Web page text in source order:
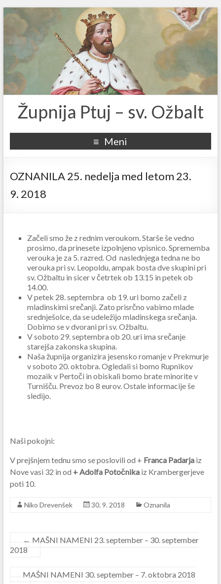
Župnija Ptuj – sv. Ožbalt
Meni
OZNANILA 25. nedelja med letom 23.
9. 2018
Začeli smo že z rednim veroukom. Starše še vedno
prosimo, da prinesete izpolnjeno vpisnico. Sprememba
verouka je za 5. razred. Od naslednjega tedna ne bo
verouka pri sv. Leopoldu, ampak bosta dve skupini pri
sv. Ožbaltu in sicer v četrtek ob 13.15 in petek ob
14.00.
V petek 28. septembra ob 19. uri bomo začeli z
mladinskimi srečanji. Zato prisrčno vabimo mlade
srednješolce, da se udeležijo mladinskega srečanja.
Dobimo se v dvorani pri sv. Ožbaltu.
V soboto 29. septembra ob 20. uri ima srečanje
starejša zakonska skupina.
Naša župnija organizira jesensko romanje v Prekmurje
v soboto 20. oktobra. Ogledali si bomo Rupnikov
mozaik v Pertoči in obiskali bomo brate minorite v
Turnišču. Prevoz bo 8 eurov. Ostale informacije še
sledijo.
Naši pokojni:
V prejšnjem tednu smo se poslovili od + Franca Padarja iz
Nove vasi 32 in od + Adolfa Potočnika iz Krambergerjeve
poti 10.
Niko Drevenšek 30. 9. 2018 Oznanila
← MAŠNI NAMENI 23. september – 30. september
2018
MAŠNI NAMENI 30. september – 7. oktobra 2018